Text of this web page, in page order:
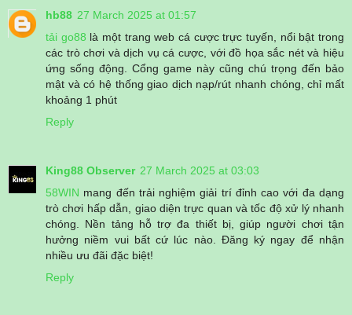
hb88 27 March 2025 at 01:57
tải go88 là một trang web cá cược trực tuyến, nổi bật trong
các trò chơi và dịch vụ cá cược, với đồ họa sắc nét và hiệu
ứng sống động. Cổng game này cũng chú trọng đến bảo
mật và có hệ thống giao dịch nạp/rút nhanh chóng, chỉ mất
khoảng 1 phút
Reply
King88 Observer 27 March 2025 at 03:03
58WIN mang đến trải nghiệm giải trí đỉnh cao với đa dạng
trò chơi hấp dẫn, giao diện trực quan và tốc độ xử lý nhanh
chóng. Nền tảng hỗ trợ đa thiết bị, giúp người chơi tận
hưởng niềm vui bất cứ lúc nào. Đăng ký ngay để nhận
nhiều ưu đãi đặc biệt!
Reply